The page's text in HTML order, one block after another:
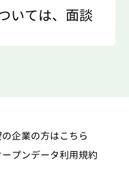
いては、面談
企業の方はこちら
ープンデータ利用規約